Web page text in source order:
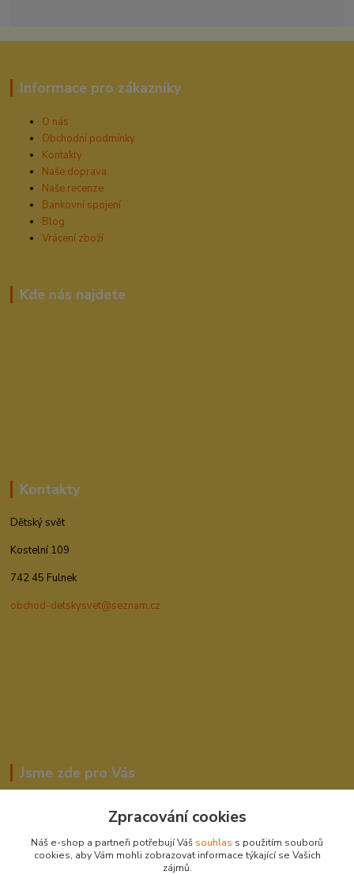
Informace pro zákazníky
O nás
Obchodní podmínky
Kontakty
Naše doprava
Naše recenze
Bankovní spojení
Blog
Vrácení zboží
Kde nás najdete
Kontakty
Dětský svět
Kostelní 109
742 45 Fulnek
obchod-detskysvet@seznam.cz
Jsme zde pro Vás
604278943
Zpracování cookies
Náš e-shop a partneři potřebují Váš souhlas s použitím souborů
cookies, aby Vám mohli zobrazovat informace týkající se Vašich
zájmů.